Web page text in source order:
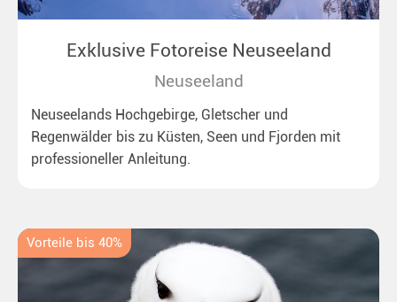
Exklusive Fotoreise Neuseeland
Neuseeland
Neuseelands Hochgebirge, Gletscher und
Regenwälder bis zu Küsten, Seen und Fjorden mit
professioneller Anleitung.
Vorteile bis 40%